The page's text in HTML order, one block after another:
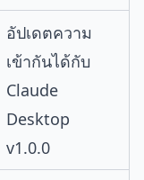
อัปเดตความ
เข้ากันได้กับ
Claude
Desktop
v1.0.0